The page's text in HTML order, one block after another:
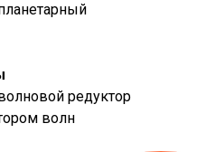
редуктор
волн